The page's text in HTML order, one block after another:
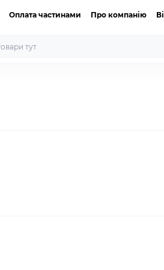
Оплата частинами Про компанію